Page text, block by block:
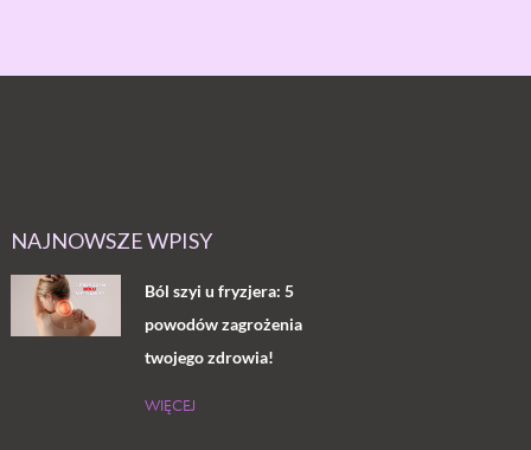
NAJNOWSZE WPISY
Ból szyi u fryzjera: 5
powodów zagrożenia
twojego zdrowia!
WIĘCEJ